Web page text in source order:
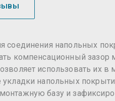
соединения напольных
компенсационный
использовать
напольных
базу и